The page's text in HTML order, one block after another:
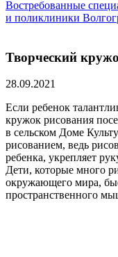
Востребованные
и поликлиники
Творческий
28.09.2021
Если ребенок
кружок рисования
в сельском Доме
рисованием, ведь
ребенка, укрепляет
Дети, которые много
окружающего мира,
пространственного